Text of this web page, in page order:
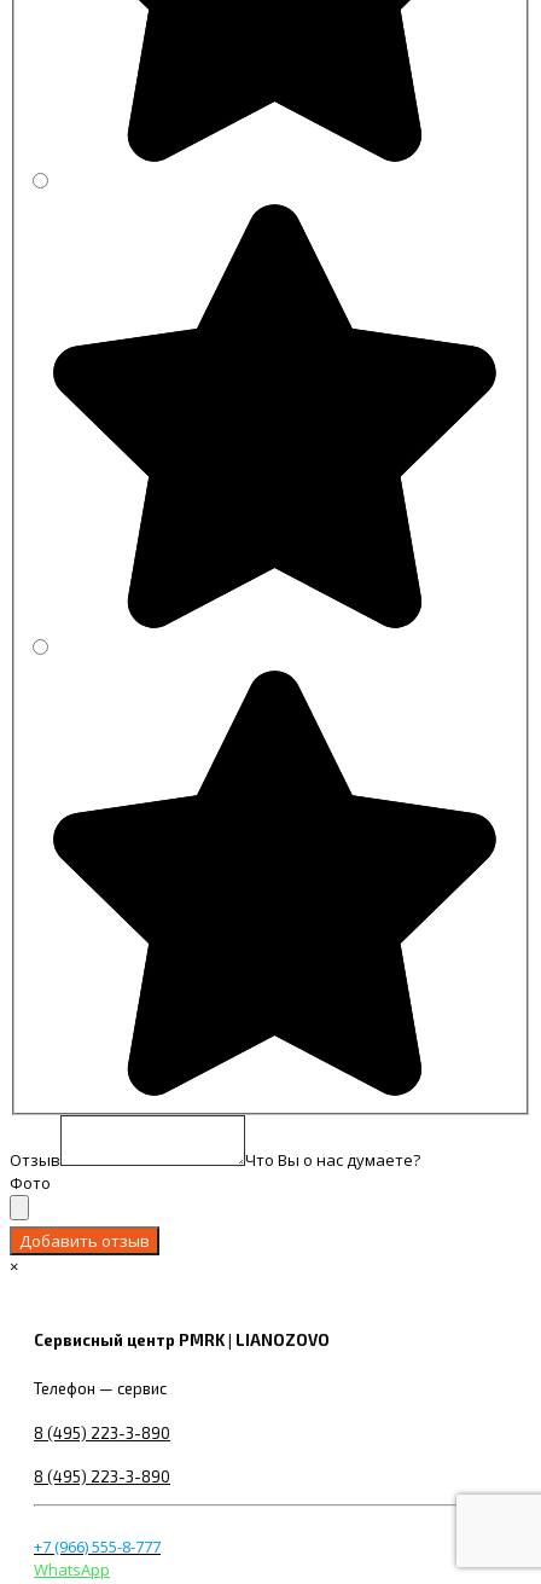
Отзыв
Что Вы о нас думаете?
Фото
×
Сервисный центр PMRK | LIANOZOVO
Телефон — сервис
8 (495) 223-3-890
8 (495) 223-3-890
+7 (966) 555-8-777
WhatsApp